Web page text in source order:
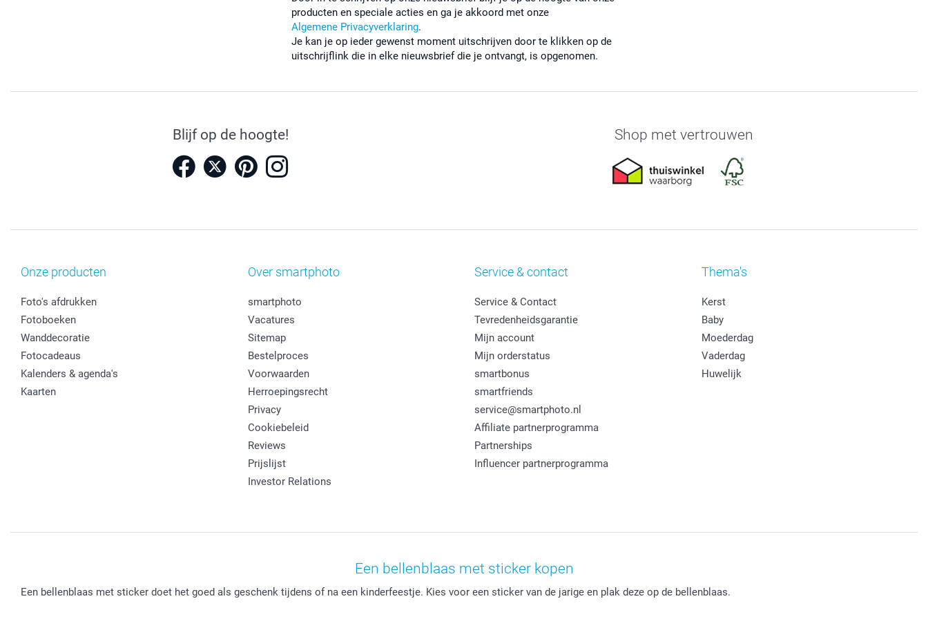
producten en speciale acties en ga je akkoord met onze
Algemene Privacyverklaring.
Je kan je op ieder gewenst moment uitschrijven door te klikken op de
uitschrijflink die in elke nieuwsbrief die je ontvangt, is opgenomen.
Blijf op de hoogte! Shop met vertrouwen
Onze producten
Foto's afdrukken
Fotoboeken
Wanddecoratie
Fotocadeaus
Kalenders & agenda's
Kaarten
Over smartphoto
smartphoto
Vacatures
Sitemap
Bestelproces
Voorwaarden
Herroepingsrecht
Privacy
Cookiebeleid
Reviews
Prijslijst
Investor Relations
Service & contact
Service & Contact
Tevredenheidsgarantie
Mijn account
Mijn orderstatus
smartbonus
smartfriends
service@smartphoto.nl
Affiliate partnerprogramma
Partnerships
Influencer partnerprogramma
Thema's
Kerst
Baby
Moederdag
Vaderdag
Huwelijk
Een bellenblaas met sticker kopen
Een bellenblaas met sticker doet het goed als geschenk tijdens of na een kinderfeestje. Kies voor een sticker van de jarige en plak deze op de bellenblaas.